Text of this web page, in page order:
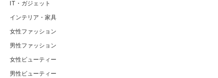
IT・ガジェット
インテリア・家具
女性ファッション
男性ファッション
女性ビューティー
男性ビューティー